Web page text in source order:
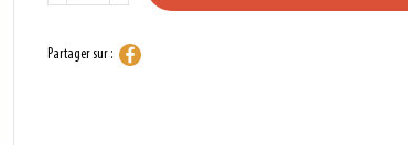
Partager sur :